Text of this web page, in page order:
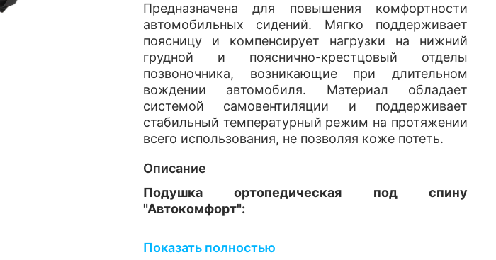
Предназначена для повышения комфортности
автомобильных сидений. Мягко поддерживает
поясницу и компенсирует нагрузки на нижний
грудной и пояснично-крестцовый отделы
позвоночника, возникающие при длительном
вождении автомобиля. Материал обладает
системой самовентиляции и поддерживает
стабильный температурный режим на протяжении
всего использования, не позволяя коже потеть.
Описание
Подушка ортопедическая под спину
"Автокомфорт":
автомобиле;
Показать полностью